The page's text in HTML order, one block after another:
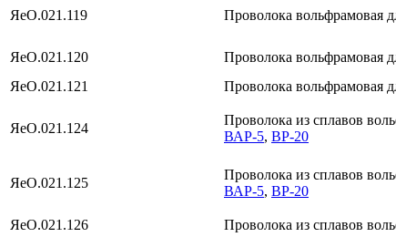
ЯеО.021.119 Проволока вольфрамовая
ЯеО.021.120 Проволока вольфрамовая
ЯеО.021.121
Проволока вольфрамовая
ЯеО.021.124
Проволока из сплавов
ВАР-5, ВР-20
ЯеО.021.125
Проволока из сплавов
ВАР-5, ВР-20
ЯеО.021.126 Проволока из сплавов